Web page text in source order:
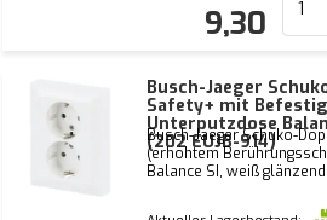
9,30
Busch-Jaeger
Safety+ mit
Unterputzdose
(202 EUJB-914)
Busch-Jaeger Schuko-
(erhöhtem
Balance SI, weiß